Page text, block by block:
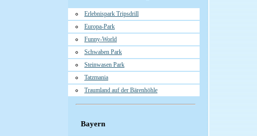
Erlebnispark Tripsdrill
Europa-Park
Funny-World
Schwaben Park
Steinwasen Park
Tatzmania
Traumland auf der Bärenhöhle
Bayern